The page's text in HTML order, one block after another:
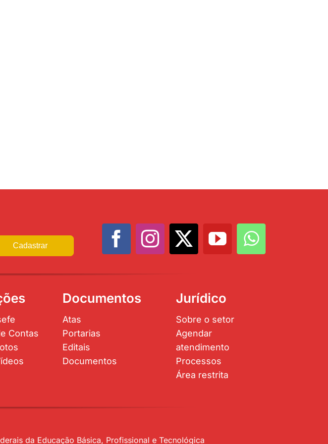
Cadastrar
Contas
Documentos
Atas
Portarias
Editais
Documentos
Jurídico
Sobre o setor
Agendar
atendimento
Processos
Área restrita
da Educação Básica, Profissional e Tecnológica